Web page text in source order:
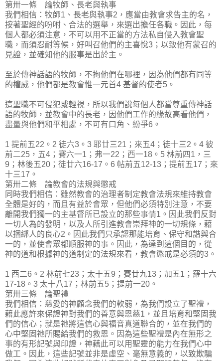
第卅一條 論牧師、長老與執事
我們相信：牧師1、長老與執事2，應當由教會求告主的名，
按著聖經的吩咐、合法的選舉，來選出擔任各職。因此，每
個人都必須注意，不可以用不正當的方法私自侵入教會聖
職，而須忍耐等候，好叫召他們的主喜悅3；以致他有蒙召的
見證，並確知他的服事是出於主。
至於傳神話語的牧師，不拘他們在哪裡，因為他們都有同等
的權威，他們都是教會惟一元首4 基督的使者5。
這聖職不可侵犯或輕視，所以我們說每個人都當尊重傳神話
語的牧師，並教會中的長老，因他們工作的緣故高看他們，
盡量與他們和平相處，不可有口角、紛爭6。
1 提前五22。2 徒六3。3 耶廿三21；來五4；徒十三2。4 彼
前二25，五4；賽六一1；弗一22；西一18。5 林前四1，三
9；林後五20；徒廿六16-17。6 帖前五12-13；提前五17；來
十三17。
第卅二條 論教會的法規與懲戒
同時我們相信：雖然教會的治理者制定教會法規來維持教會
全體是好的，而且有益於會眾，但他們必須特別注意，不要
離開我們獨一的主基督所已設立的那些事情1。因此我們反對
一切人為的發明，以及人所引進教會崇拜神的一切規條，藉
以捆綁人的良心2。因此我們只承認那能培育、保守和諧與合
一的，並使會眾都順服神的事。因此，為達到這個目的，從
神的道和根據神的道制定的法規來看，教會懲戒是必須的3。
1 西二6。2 林前七23；太十五9；賽廿九13；加五1；羅十六
17-18。3 太十八17；林前五5；提前一20。
第卅三條 論聖禮
我們相信：慈愛的神顧念我們的軟弱，為我們設立了聖禮，
藉此應許來保證神對我們的善意與恩慈1，並且培育和堅固我
們的信心；就是祂將這信心與福音真道聯合的，並在我們的
心中堅固祂所賜給我們的救恩。因為這些聖禮是內在無形之
事的有形記號與印證，神藉此可以用聖靈的能力在我們心中
做工。因此，這些記號並非是虛空、毫無意義的，以致欺騙